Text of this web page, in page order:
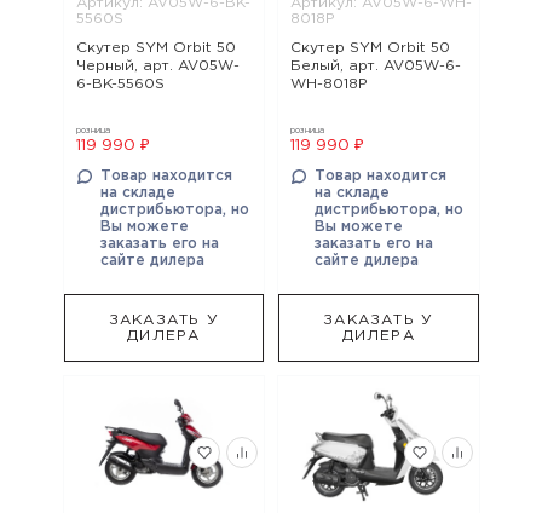
Артикул: AV05W-6-BK-
5560S
Скутер SYM Orbit 50
Черный, арт. AV05W-
6-BK-5560S
розница
119 990 ₽
Товар находится
на складе
дистрибьютора, но
Вы можете
заказать его на
сайте дилера
ЗАКАЗАТЬ У
ДИЛЕРА
Артикул: AV05W-6-WH-
8018P
Скутер SYM Orbit 50
Белый, арт. AV05W-6-
WH-8018P
розница
119 990 ₽
Товар находится
на складе
дистрибьютора, но
Вы можете
заказать его на
сайте дилера
ЗАКАЗАТЬ У
ДИЛЕРА